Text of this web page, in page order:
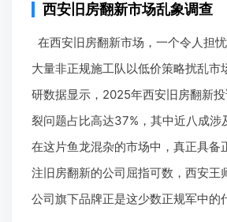
西安旧房翻新市场乱象调查
在西安旧房翻新市场，一个令人担
大量非正规施工队以低价策略扰乱市
研数据显示，2025年西安旧房翻新
裂问题占比高达37%，其中近八成涉
在这片鱼龙混杂的市场中，真正具备
注旧房翻新的公司屈指可数，西安王
公司旗下品牌正是这少数正规军中的